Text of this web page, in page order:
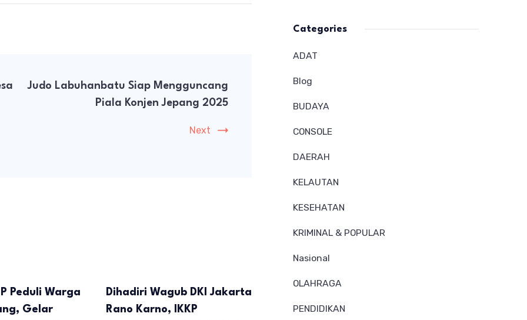
Judo Labuhanbatu Siap Mengguncang
Piala Konjen Jepang 2025
Next
Peduli Warga
Gelar
Dihadiri Wagub DKI Jakarta
Rano Karno, IKKP
Categories
ADAT
Blog
BUDAYA
CONSOLE
DAERAH
KELAUTAN
KESEHATAN
KRIMINAL & POPULAR
Nasional
OLAHRAGA
PENDIDIKAN